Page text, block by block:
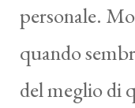
personale.
quando
del meglio di